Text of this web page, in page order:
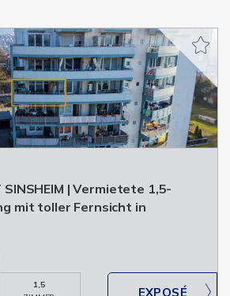
SINSHEIM | Vermietete 1,5-
mit toller Fernsicht in
1,5